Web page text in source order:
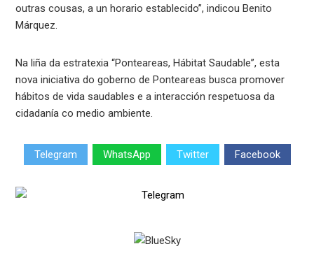
outras cousas, a un horario establecido”, indicou Benito
Márquez.
Na liña da estratexia “Ponteareas, Hábitat Saudable”, esta
nova iniciativa do goberno de Ponteareas busca promover
hábitos de vida saudables e a interacción respetuosa da
cidadanía co medio ambiente.
Telegram WhatsApp Twitter Facebook